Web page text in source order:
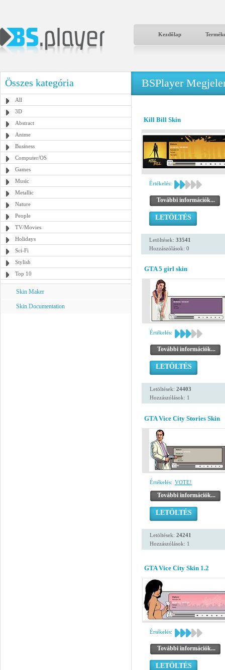
Kezdőlap
Összes kategória
All
3D
Abstract
Anime
Business
Computer/OS
Games
Music
Metallic
Nature
People
TV/Movies
Holidays
Sci-Fi
Stylish
Top 10
Skin Maker
Skin Documentation
BSPlayer
Kill Bill Skin
Értékelés:
További információk...
LETÖLTÉS
Letöltések: 33541
Hozzászólások: 0
GTA 5 girl skin
Értékelés:
További információk...
LETÖLTÉS
Letöltések: 24403
Hozzászólások: 1
GTA Vice City Stories Skin
Értékelés: VOTE!
További információk...
LETÖLTÉS
Letöltések: 24241
Hozzászólások: 1
GTA Vice City Skin 1.2
Értékelés:
További információk...
LETÖLTÉS